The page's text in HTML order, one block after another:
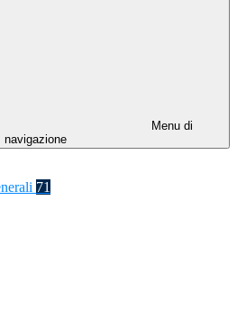
Menu di
navigazione
71